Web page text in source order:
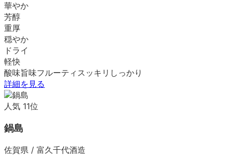
華やか
芳醇
重厚
穏やか
ドライ
軽快
酸味旨味フルーティ スッキリ しっかり
詳細を見る
人気 11位
鍋島
佐賀県 / 富久千代酒造